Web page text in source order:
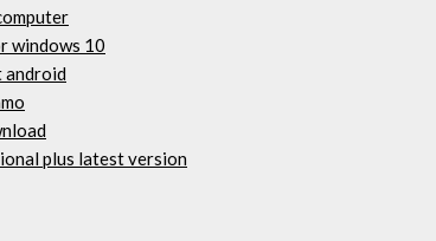
windows 10
android
plus latest version